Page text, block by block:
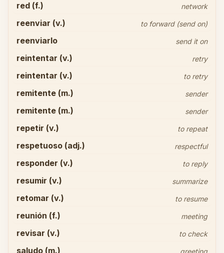
red (f.) network
reenviar (v.) to forward (send on)
reenviarlo send it on
reintentar (v.) retry
reintentar (v.) to retry
remitente (m.) sender
remitente (m.) sender
repetir (v.) to repeat
respetuoso (adj.) respectful
responder (v.) to reply
resumir (v.) summarize
retomar (v.) to resume
reunión (f.) meeting
revisar (v.) to check
saludo (m.) greeting